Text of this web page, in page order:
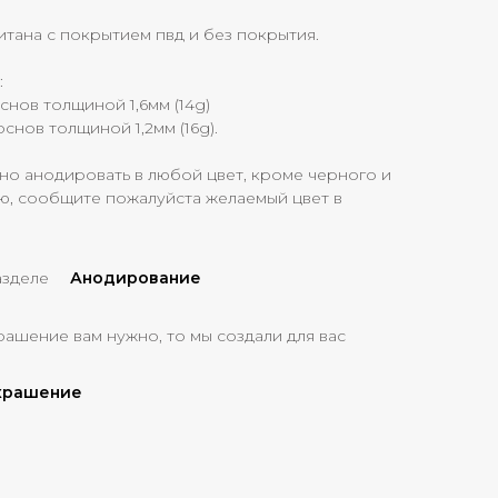
с покрытием пвд и без покрытия.
толщиной 1,6мм (14g)
толщиной 1,2мм (16g).
анодировать в любой цвет, кроме черного и
сообщите пожалуйста желаемый цвет в
Анодирование
вам нужно, то мы создали для вас